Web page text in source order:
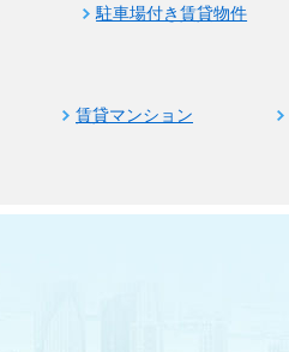
駐車場付き賃貸物件
賃貸マンション